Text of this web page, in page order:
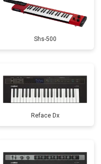
Shs-500
Reface Dx